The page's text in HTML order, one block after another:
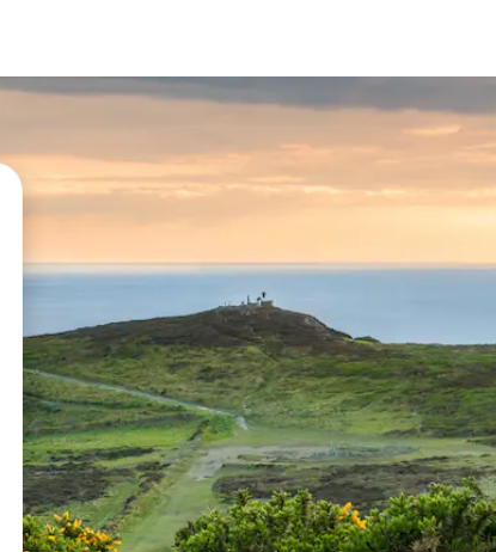
nedåtpilarna eller utforska genom att trycka eller svepa.